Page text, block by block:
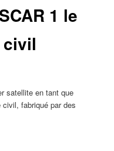
1 le
satellite en tant que
fabriqué par des